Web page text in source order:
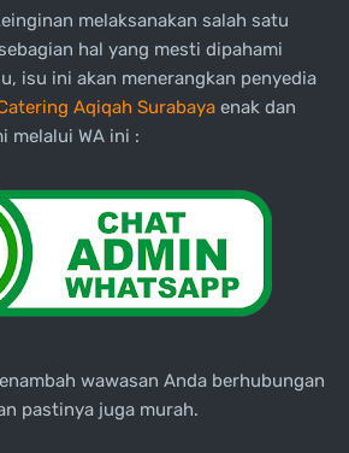
melaksanakan salah satu
hal yang mesti dipahami
isu ini akan menerangkan penyedia
Aqiqah Surabaya enak dan
melalui WA ini :
wawasan Anda berhubungan
pastinya juga murah.